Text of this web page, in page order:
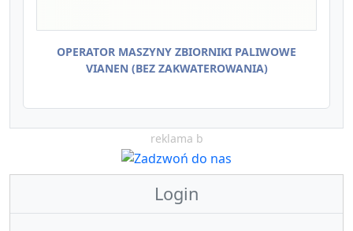
OPERATOR MASZYNY ZBIORNIKI PALIWOWE
VIANEN (BEZ ZAKWATEROWANIA)
reklama b
Login